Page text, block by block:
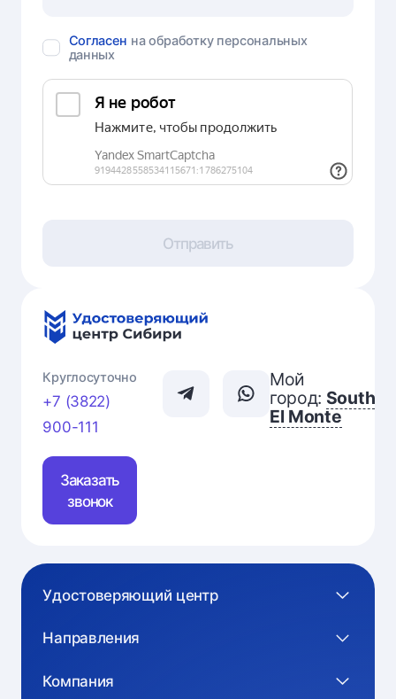
Согласен на обработку персональных
данных
Отправить
Круглосуточно
+7 (3822)
900-111
Заказать
звонок
Мой
город: South
El Monte
Удостоверяющий центр
Направления
Компания